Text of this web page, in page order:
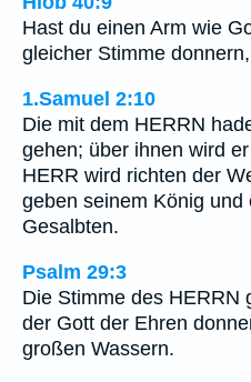
Hast du einen Arm wie
gleicher Stimme
1.Samuel 2:10
Die mit dem HERRN
gehen; über ihnen wird
HERR wird richten der
geben seinem König
Gesalbten.
Psalm 29:3
Die Stimme des HERRN
der Gott der Ehren
großen Wassern.